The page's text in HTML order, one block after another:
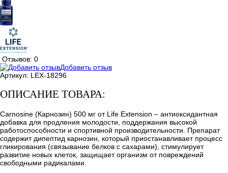
Отзывов: 0
Добавить отзыв
Артикул: LEX-18296
ОПИСАНИЕ ТОВАРА:
Carnosine (Карнозин) 500 мг от Life Extension – антиоксидантная
добавка для продления молодости, поддержания высокой
работоспособности и спортивной производительности. Препарат
содержит дипептид карнозин, который приостанавливает процесс
гликирования (связывание белков с сахарами), стимулирует
развитие новых клеток, защищает организм от повреждений
свободными радикалами.